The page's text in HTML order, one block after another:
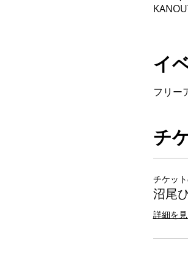
イ
フリー
チ
チケッ
沼尾
詳細を